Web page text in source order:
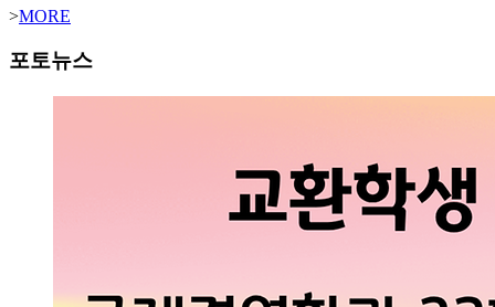
>MORE
포토뉴스